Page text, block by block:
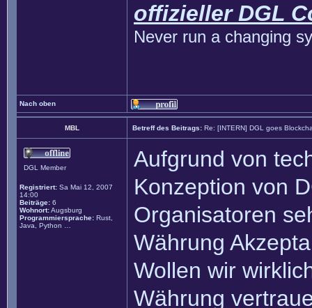
offizieller DGL
Never run a changing
Nach oben
MBL Betreff des Beitrags: Re: [INTERN] DGL goes
DGL Member
Registriert: Sa Mai 12, 2007
14:00
Beiträge: 6
Wohnort:Augsburg
Programmiersprache: Rust,
Java, Python …
Aufgrund von
Konzeption von
Organisatoren
Währung
Wollen wir
Währung